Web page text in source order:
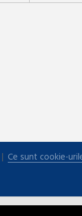
Ce sunt cookie-